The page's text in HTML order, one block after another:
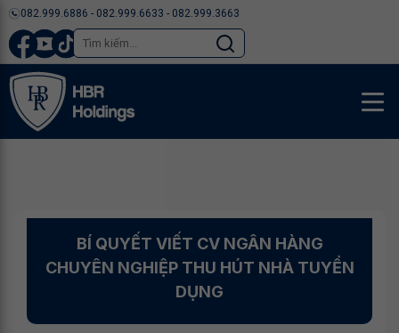
082.999.6886 - 082.999.6633 - 082.999.3663
BÍ QUYẾT VIẾT CV NGÂN HÀNG
CHUYÊN NGHIỆP THU HÚT NHÀ TUYỂN
DỤNG